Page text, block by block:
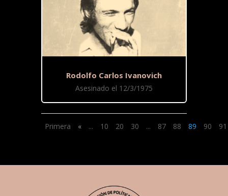
Rodolfo Carlos Ivanovich
Asesinado el 12/3/1975
Primera « ... 10 20 30 ... 87 88 89 90 91